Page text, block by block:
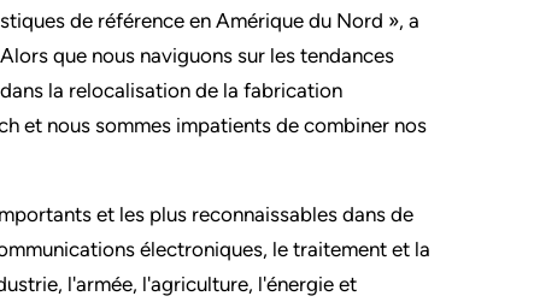
de référence en Amérique du Nord », a
que nous naviguons sur les tendances
la relocalisation de la fabrication
et nous sommes impatients de combiner nos
et les plus reconnaissables dans de
électroniques, le traitement et la
l'armée, l'agriculture, l'énergie et